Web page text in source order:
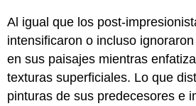
Al igual que los post-
intensificaron o incluso
en sus paisajes mientras
texturas superficiales. Lo que
pinturas de sus predecesores e